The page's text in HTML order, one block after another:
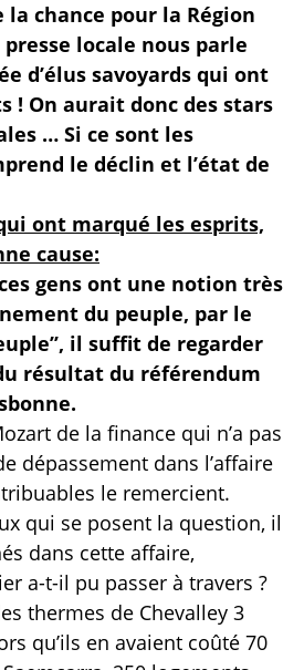
la chance pour la Région
locale nous parle
d’élus savoyards qui ont
! On aurait donc des stars
… Si ce sont les
le déclin et l’état de
ont marqué les esprits,
cause:
gens ont une notion très
du peuple, par le
il suffit de regarder
résultat du référendum
de la finance qui n’a pas
dépassement dans l’affaire
le remercient.
qui se posent la question, il
dans cette affaire,
a-t-il pu passer à travers ?
thermes de Chevalley 3
qu’ils en avaient coûté 70